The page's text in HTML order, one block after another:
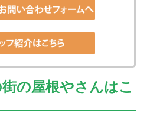
の屋根やさんはこ